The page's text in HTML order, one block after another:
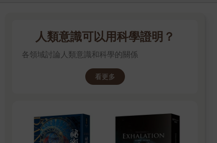
人類意識可以用科學證明？
各領域討論人類意識和科學的關係
看更多